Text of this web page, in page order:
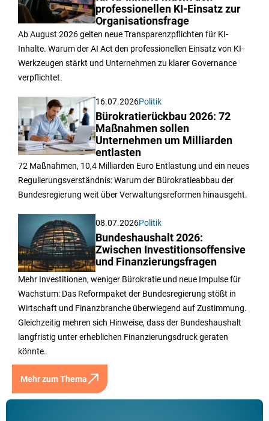
professionellen KI-Einsatz zur
Organisationsfrage
Ab August 2026 gelten neue Transparenzpflichten für KI-
Inhalte. Warum der AI Act den professionellen Einsatz von KI-
Werkzeugen stärkt und Unternehmen zu klarer Governance
verpflichtet.
16.07.2026Politik
Bürokratierückbau 2026: 72
Maßnahmen sollen
Unternehmen um Milliarden
entlasten
72 Maßnahmen, 10,4 Milliarden Euro Entlastung und ein neues
Regulierungsverständnis: Warum der Bürokratieabbau der
Bundesregierung weit über Verwaltungsreformen hinausgeht.
08.07.2026Politik
Bundeshaushalt 2026:
Zwischen Investitionsoffensive
und Finanzierungsfragen
Mehr Investitionen, weniger Bürokratie und neue Impulse für
Wachstum: Das Reformpaket der Bundesregierung stößt in
Wirtschaft und Finanzbranche überwiegend auf Zustimmung.
Gleichzeitig mehren sich Hinweise, dass der Bundeshaushalt
langfristig unter erheblichen Finanzierungsdruck geraten
könnte.
Mehr zum Thema